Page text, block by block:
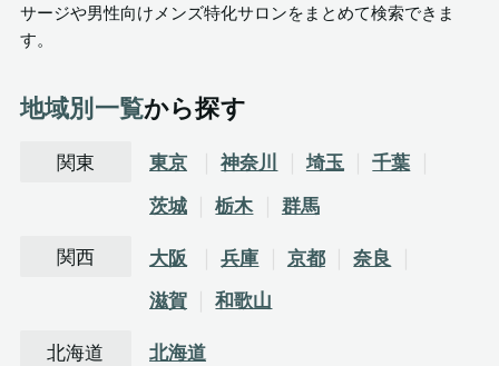
サージや男性向けメンズ特化サロンをまとめて検索できま
す。
地域別一覧から探す
関東 東京 神奈川 埼玉
千葉
茨城
栃木 群馬
関西 大阪 兵庫 京都
奈良
滋賀
和歌山
北海道 北海道